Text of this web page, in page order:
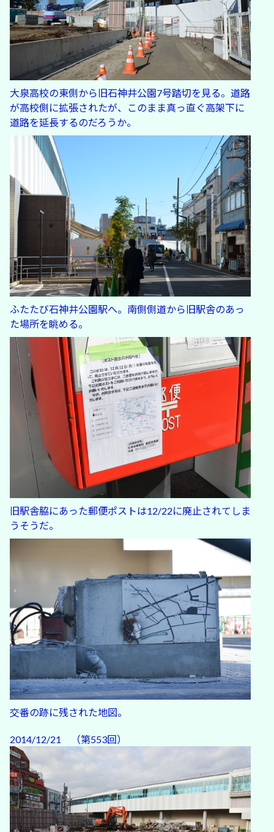
大泉高校の東側から旧石神井公園7号踏切を見る。道路
が高校側に拡張されたが、このまま真っ直ぐ高架下に
道路を延長するのだろうか。
ふたたび石神井公園駅へ。南側側道から旧駅舎のあっ
た場所を眺める。
旧駅舎脇にあった郵便ポストは12/22に廃止されてしま
うそうだ。
交番の跡に残された地図。
2014/12/21 （第553回）